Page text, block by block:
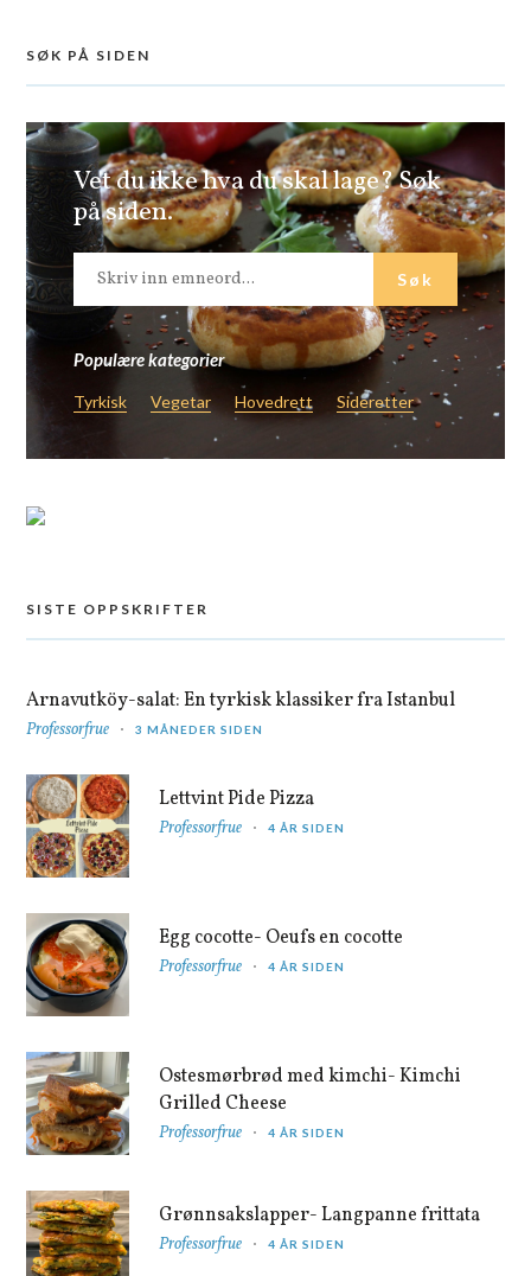
SØK PÅ SIDEN
Vet du ikke hva du skal lage? Søk
på siden.
Populære kategorier
Tyrkisk Vegetar Hovedrett Sideretter
SISTE OPPSKRIFTER
Arnavutköy-salat: En tyrkisk klassiker fra Istanbul
Professorfrue 3 MÅNEDER SIDEN
Lettvint Pide Pizza
Professorfrue 4 ÅR SIDEN
Egg cocotte- Oeufs en cocotte
Professorfrue 4 ÅR SIDEN
Ostesmørbrød med kimchi- Kimchi
Grilled Cheese
Professorfrue 4 ÅR SIDEN
Grønnsakslapper- Langpanne frittata
Professorfrue 4 ÅR SIDEN